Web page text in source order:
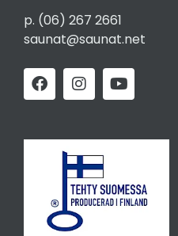
p. (06) 267 2661
saunat@saunat.net